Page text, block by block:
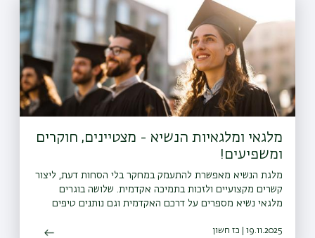
מלגאי ומלגאיות הנשיא - מצטיינים, חוקרים
ומשפיעים!
מלגת הנשיא מאפשרת להתעמק במחקר בלי הסחות דעת, ליצור
קשרים מקצועיים ולזכות בתמיכה אקדמית. שלושה בוגרים
מלגאי נשיא מספרים על דרכם האקדמית וגם נותנים טיפים
19.11.2025 | כז חשון